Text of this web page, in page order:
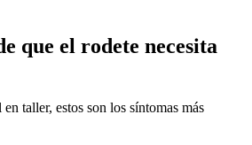
que el rodete necesita
taller, estos son los síntomas más